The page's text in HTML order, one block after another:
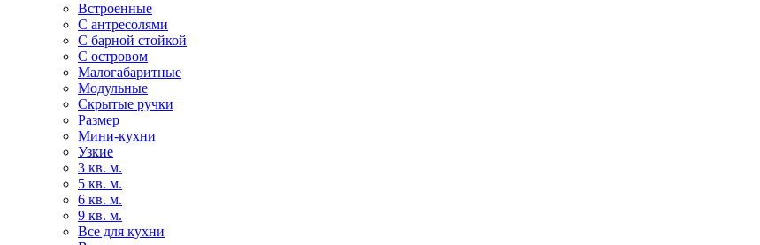
Встроенные
С антресолями
С барной стойкой
С островом
Малогабаритные
Модульные
Скрытые ручки
Размер
Мини-кухни
Узкие
3 кв. м.
5 кв. м.
6 кв. м.
9 кв. м.
Все для кухни